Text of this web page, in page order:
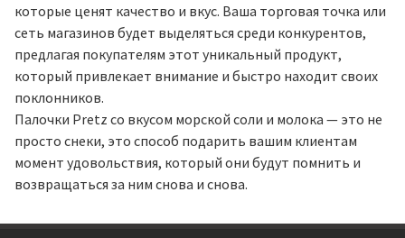
которые ценят качество и вкус. Ваша торговая точка или
сеть магазинов будет выделяться среди конкурентов,
предлагая покупателям этот уникальный продукт,
который привлекает внимание и быстро находит своих
поклонников.
Палочки Pretz со вкусом морской соли и молока — это не
просто снеки, это способ подарить вашим клиентам
момент удовольствия, который они будут помнить и
возвращаться за ним снова и снова.